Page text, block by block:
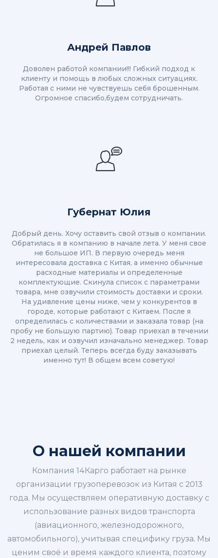
Андрей Павлов
Доволен работой компании!!! Гибкий подход к
клиенту и помощь в любых сложных ситуациях.
Работая с ними не чувствуешь себя брошенным.
Огромное спасибо,будем сотрудничать.
Губернат Юлия
Добрый день. Хочу оставить свой отзыв о компании.
Обратилась я в компанию в начале лета. У меня свое
не большое ИП. В первую очередь меня
интересовала доставка с Китая, а именно обычные
расходные материалы и определенные
комплектующие. Скинула список с параметрами
товара, мне озвучили стоимость доставки и сроки.
На удивление цены ниже, чем у конкурентов в
городе, которые работают с Китаем. После я
определилась с количествами и заказала товар (на
пробу не большую партию). Товар приехал в течении
2 недель, как и озвучил изначально менеджер. Товар
приехал целый. Теперь всегда буду заказывать
именно тут! В общем всем советую!
О нашей компании
Компания 14Карго работает на рынке
организации грузоперевозок из Китая с 2013
года. Мы осуществляем оперативную доставку с
использование разных видов транспорта
(авиационного, железнодорожного,
автомобильного), учитывая специфику груза. Мы
ценим своё и время каждого клиента, поэтому